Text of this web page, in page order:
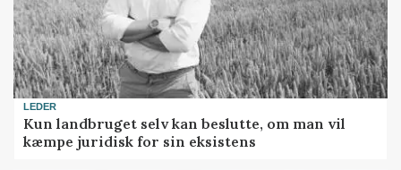
LEDER
Kun landbruget selv kan beslutte, om man vil
kæmpe juridisk for sin eksistens